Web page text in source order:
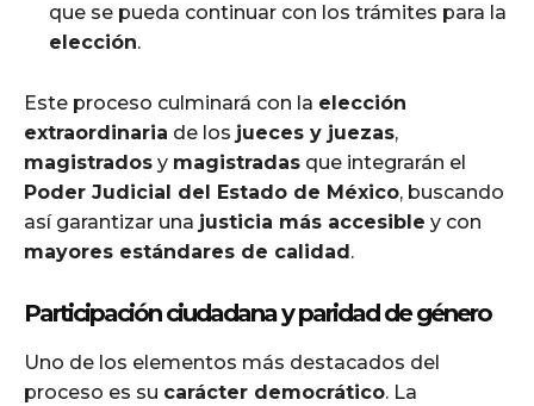
que se pueda continuar con los trámites para la
elección.
Este proceso culminará con la elección
extraordinaria de los jueces y juezas,
magistrados y magistradas que integrarán el
Poder Judicial del Estado de México, buscando
así garantizar una justicia más accesible y con
mayores estándares de calidad .
Participación ciudadana y paridad de género
Uno de los elementos más destacados del
proceso es su carácter democrático. La